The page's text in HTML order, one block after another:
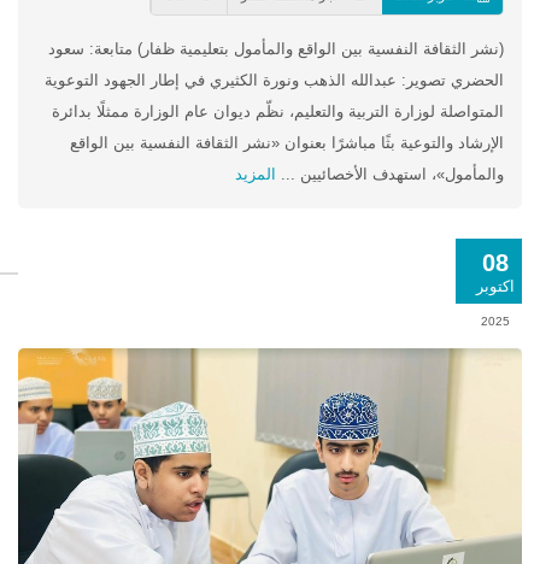
(نشر الثقافة النفسية بين الواقع والمأمول بتعليمية ظفار) متابعة: سعود
الحضري تصوير: عبدالله الذهب ونورة الكثيري في إطار الجهود التوعوية
المتواصلة لوزارة التربية والتعليم، نظّم ديوان عام الوزارة ممثلًا بدائرة
الإرشاد والتوعية بثًا مباشرًا بعنوان «نشر الثقافة النفسية بين الواقع
والمأمول»، استهدف الأخصائيين ... المزيد
08
اكتوبر
2025